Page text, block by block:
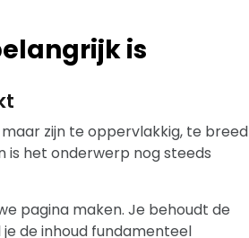
is
zijn te oppervlakkig, te breed
is het onderwerp nog steeds
pagina maken. Je behoudt de
de inhoud fundamenteel